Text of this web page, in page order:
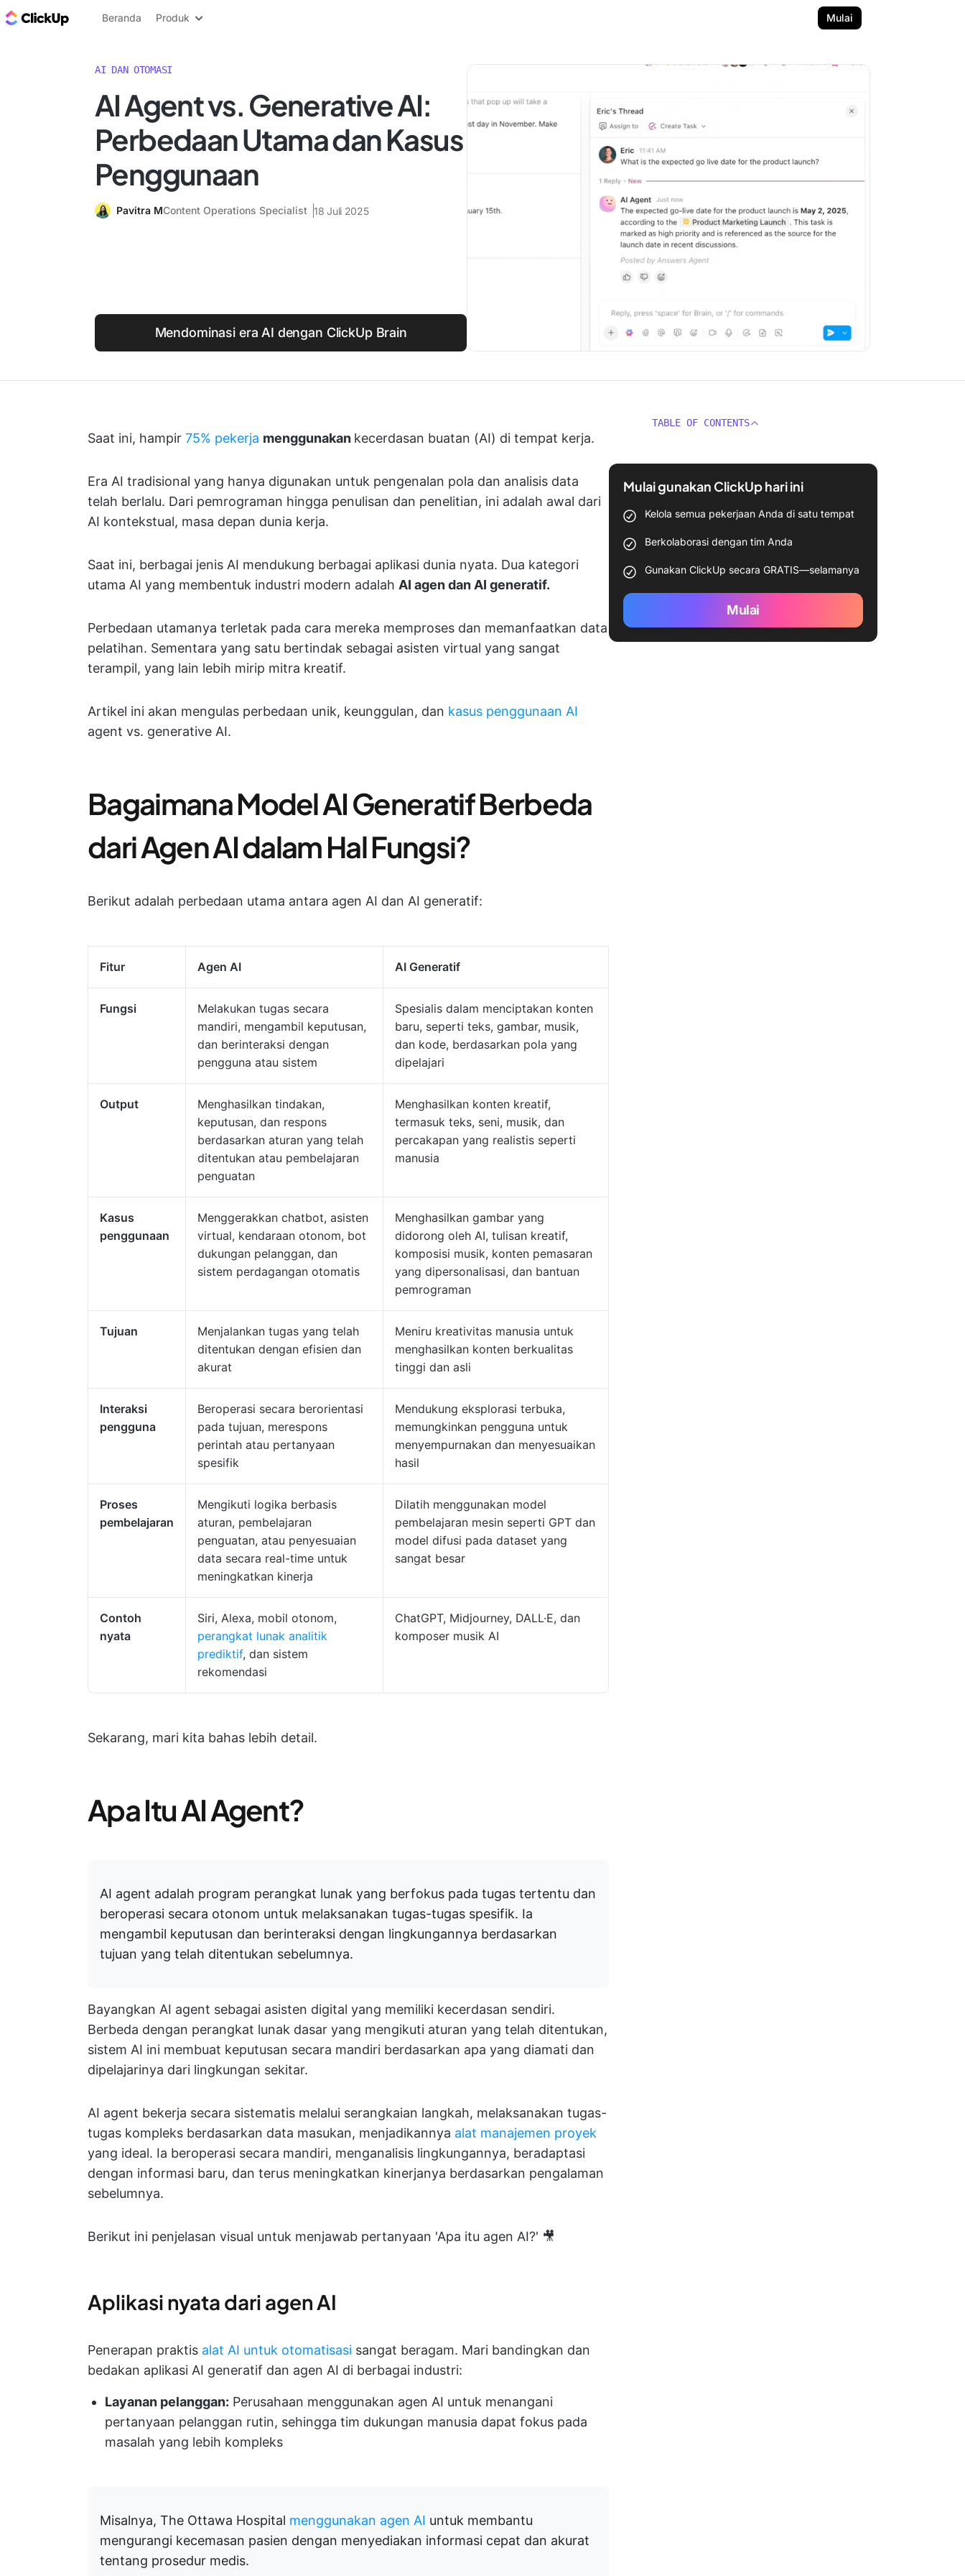
Blog ClickUp
Beranda Produk Mulai
AI DAN OTOMASI
AI Agent vs. Generative AI:
Perbedaan Utama dan Kasus
Penggunaan
Pavitra MContent Operations Specialist 18 Juli 2025
Mendominasi era AI dengan ClickUp Brain
Saat ini, hampir 75% pekerja menggunakan kecerdasan buatan (AI) di tempat kerja.
Era AI tradisional yang hanya digunakan untuk pengenalan pola dan analisis data
telah berlalu. Dari pemrograman hingga penulisan dan penelitian, ini adalah awal dari
AI kontekstual, masa depan dunia kerja.
Saat ini, berbagai jenis AI mendukung berbagai aplikasi dunia nyata. Dua kategori
utama AI yang membentuk industri modern adalah AI agen dan AI generatif.
Perbedaan utamanya terletak pada cara mereka memproses dan memanfaatkan data
pelatihan. Sementara yang satu bertindak sebagai asisten virtual yang sangat
terampil, yang lain lebih mirip mitra kreatif.
Artikel ini akan mengulas perbedaan unik, keunggulan, dan kasus penggunaan AI
agent vs. generative AI.
Bagaimana Model AI Generatif Berbeda
dari Agen AI dalam Hal Fungsi?
Berikut adalah perbedaan utama antara agen AI dan AI generatif:
Fitur Agen AI AI Generatif
Fungsi
Melakukan tugas secara
mandiri, mengambil keputusan,
dan berinteraksi dengan
pengguna atau sistem
Spesialis dalam menciptakan konten
baru, seperti teks, gambar, musik,
dan kode, berdasarkan pola yang
dipelajari
Output
Menghasilkan tindakan,
keputusan, dan respons
berdasarkan aturan yang telah
ditentukan atau pembelajaran
penguatan
Menghasilkan konten kreatif,
termasuk teks, seni, musik, dan
percakapan yang realistis seperti
manusia
Kasus
penggunaan
Menggerakkan chatbot, asisten
virtual, kendaraan otonom, bot
dukungan pelanggan, dan
sistem perdagangan otomatis
Menghasilkan gambar yang
didorong oleh AI, tulisan kreatif,
komposisi musik, konten pemasaran
yang dipersonalisasi, dan bantuan
pemrograman
Tujuan
Menjalankan tugas yang telah
ditentukan dengan efisien dan
akurat
Meniru kreativitas manusia untuk
menghasilkan konten berkualitas
tinggi dan asli
Interaksi
pengguna
Beroperasi secara berorientasi
pada tujuan, merespons
perintah atau pertanyaan
spesifik
Mendukung eksplorasi terbuka,
memungkinkan pengguna untuk
menyempurnakan dan menyesuaikan
hasil
Proses
pembelajaran
Mengikuti logika berbasis
aturan, pembelajaran
penguatan, atau penyesuaian
data secara real-time untuk
meningkatkan kinerja
Dilatih menggunakan model
pembelajaran mesin seperti GPT dan
model difusi pada dataset yang
sangat besar
Contoh
nyata
Siri, Alexa, mobil otonom,
perangkat lunak analitik
prediktif, dan sistem
rekomendasi
ChatGPT, Midjourney, DALL·E, dan
komposer musik AI
Sekarang, mari kita bahas lebih detail.
Apa Itu AI Agent?
AI agent adalah program perangkat lunak yang berfokus pada tugas tertentu dan
beroperasi secara otonom untuk melaksanakan tugas-tugas spesifik. Ia
mengambil keputusan dan berinteraksi dengan lingkungannya berdasarkan
tujuan yang telah ditentukan sebelumnya.
Bayangkan AI agent sebagai asisten digital yang memiliki kecerdasan sendiri.
Berbeda dengan perangkat lunak dasar yang mengikuti aturan yang telah ditentukan,
sistem AI ini membuat keputusan secara mandiri berdasarkan apa yang diamati dan
dipelajarinya dari lingkungan sekitar.
AI agent bekerja secara sistematis melalui serangkaian langkah, melaksanakan tugas-
tugas kompleks berdasarkan data masukan, menjadikannya alat manajemen proyek
yang ideal. Ia beroperasi secara mandiri, menganalisis lingkungannya, beradaptasi
dengan informasi baru, dan terus meningkatkan kinerjanya berdasarkan pengalaman
sebelumnya.
Berikut ini penjelasan visual untuk menjawab pertanyaan 'Apa itu agen AI?' 🎥
Aplikasi nyata dari agen AI
Penerapan praktis alat AI untuk otomatisasi sangat beragam. Mari bandingkan dan
bedakan aplikasi AI generatif dan agen AI di berbagai industri:
Layanan pelanggan: Perusahaan menggunakan agen AI untuk menangani
pertanyaan pelanggan rutin, sehingga tim dukungan manusia dapat fokus pada
masalah yang lebih kompleks
Misalnya, The Ottawa Hospital menggunakan agen AI untuk membantu
mengurangi kecemasan pasien dengan menyediakan informasi cepat dan akurat
tentang prosedur medis.
TABLE OF CONTENTS
Mulai gunakan ClickUp hari ini
Kelola semua pekerjaan Anda di satu tempat
Berkolaborasi dengan tim Anda
Gunakan ClickUp secara GRATIS—selamanya
Mulai